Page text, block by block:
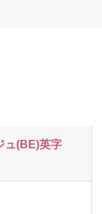
ュ(BE)英字